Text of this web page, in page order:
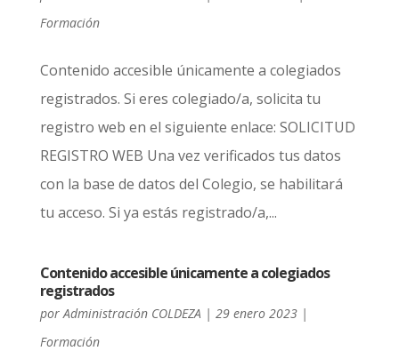
Formación
Contenido accesible únicamente a colegiados
registrados. Si eres colegiado/a, solicita tu
registro web en el siguiente enlace: SOLICITUD
REGISTRO WEB Una vez verificados tus datos
con la base de datos del Colegio, se habilitará
tu acceso. Si ya estás registrado/a,...
Contenido accesible únicamente a colegiados
registrados
por Administración COLDEZA | 29 enero 2023|
Formación